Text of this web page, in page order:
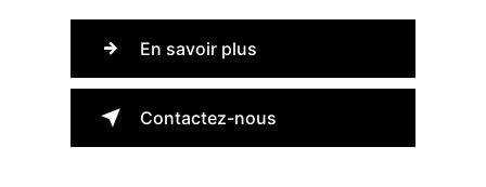
En savoir plus
Contactez-nous